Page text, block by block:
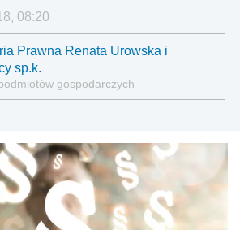
08:20
Prawna Renata Urowska i
sp.k.
gospodarczych